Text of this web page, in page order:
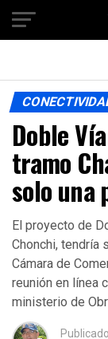
Doble
tramo
solo una
El proyecto de
Chonchi, tendría
Cámara de
reunión en línea
ministerio de
Publicado